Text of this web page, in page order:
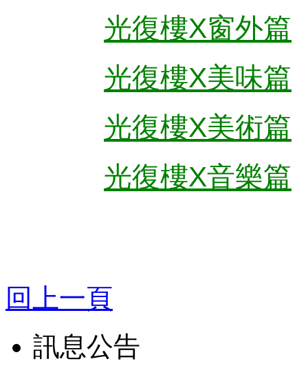
光復樓X窗外篇
光復樓X美味篇
光復樓X美術篇
光復樓X音樂篇
回上一頁
訊息公告